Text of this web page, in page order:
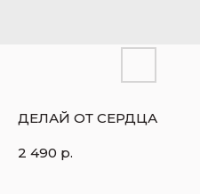
ДЕЛАЙ ОТ СЕРДЦА
2 490 р.